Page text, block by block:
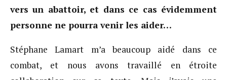
vers un abattoir, et dans ce cas évidemment
personne ne pourra venir les aider…
Stéphane Lamart m’a beaucoup aidé dans ce
combat, et nous avons travaillé en étroite